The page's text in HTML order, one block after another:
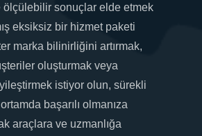
ölçülebilir sonuçlar elde etmek
eksiksiz bir hizmet paketi
marka bilinirliğini artırmak,
oluşturmak veya
istiyor olun, sürekli
başarılı olmanıza
araçlara ve uzmanlığa